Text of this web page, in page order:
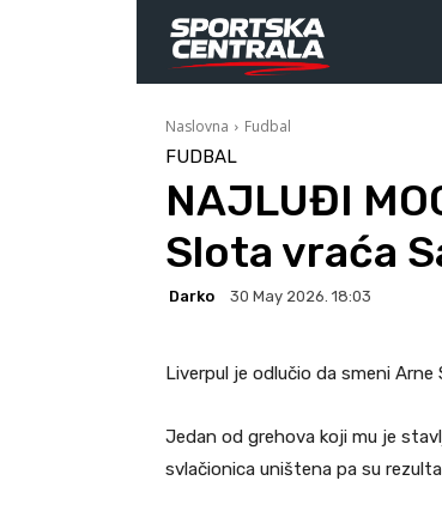
Naslovna Fudbal
FUDBAL
NAJLUĐI
Slota vraća
Darko 30 May 2026. 18:03
Liverpul je odlučio da smeni
Jedan od grehova koji mu je
svlačionica uništena pa su